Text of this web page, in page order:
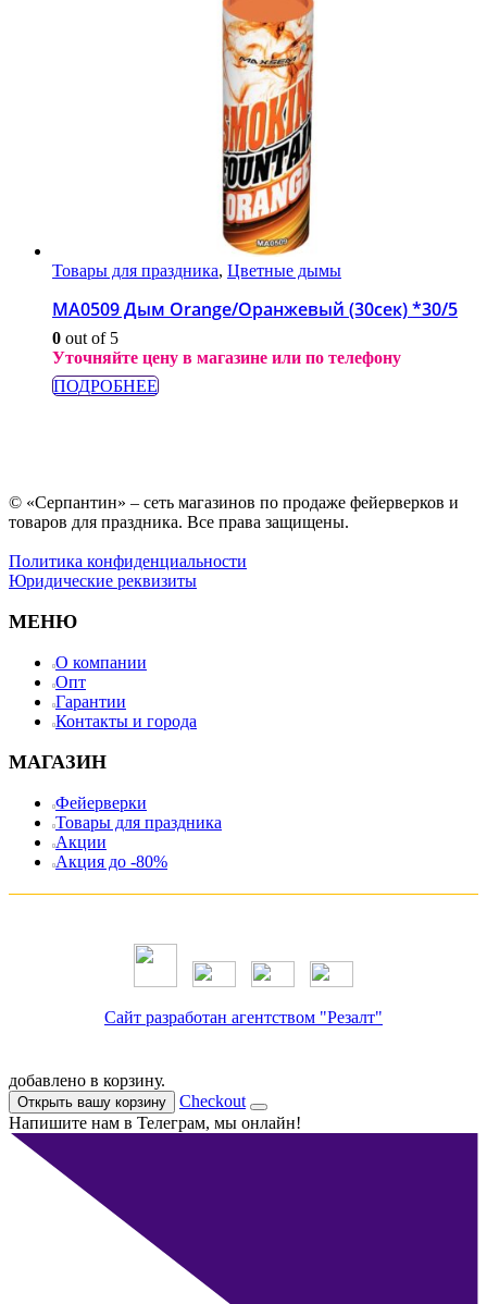
Товары для праздника, Цветные дымы
МА0509 Дым Orange/Оранжевый (30сек) *30/5
0 out of 5
Уточняйте цену в магазине или по телефону
ПОДРОБНЕЕ
© «Серпантин» – сеть магазинов по продаже фейерверков и
товаров для праздника. Все права защищены.
Политика конфиденциальности
Юридические реквизиты
МЕНЮ
О компании
Опт
Гарантии
Контакты и города
МАГАЗИН
Фейерверки
Товары для праздника
Акции
Акция до -80%
Сайт разработан агентством "Резалт"
добавлено в корзину.
Открыть вашу корзину
Checkout
Напишите нам в Телеграм, мы онлайн!